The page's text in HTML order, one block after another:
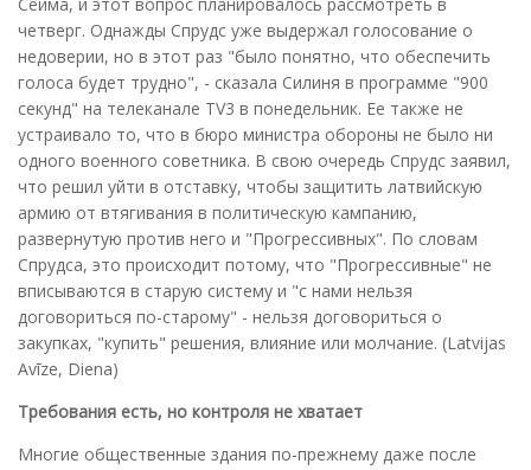
четверг. Однажды Спрудс уже выдержал голосование о
недоверии, но в этот раз "было понятно, что обеспечить
голоса будет трудно", - сказала Силиня в программе "900
секунд" на телеканале TV3 в понедельник. Ее также не
устраивало то, что в бюро министра обороны не было ни
одного военного советника. В свою очередь Спрудс заявил,
что решил уйти в отставку, чтобы защитить латвийскую
армию от втягивания в политическую кампанию,
развернутую против него и "Прогрессивных". По словам
Спрудса, это происходит потому, что "Прогрессивные" не
вписываются в старую систему и "с нами нельзя
договориться по-старому" - нельзя договориться о
закупках, "купить" решения, влияние или молчание. (Latvijas
Avīze, Diena)
Требования есть, но контроля не хватает
Многие общественные здания по-прежнему даже после